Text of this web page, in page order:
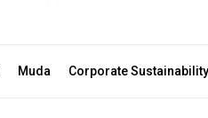
Muda Corporate Sustainability